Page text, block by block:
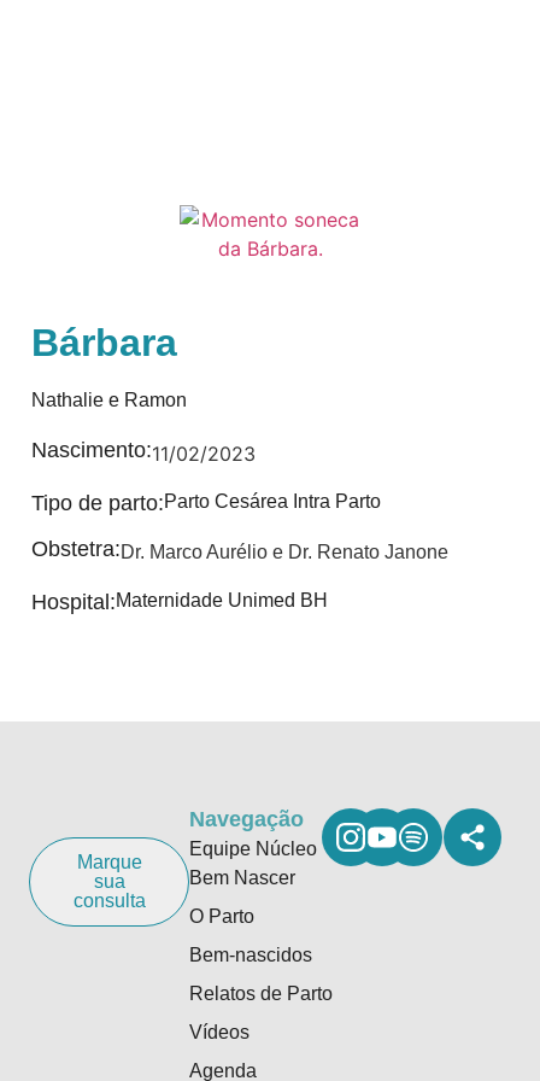
Bárbara
Nathalie e Ramon
Nascimento:11/02/2023
Tipo de parto:Parto Cesárea Intra Parto
Obstetra:Dr. Marco Aurélio e Dr. Renato Janone
Hospital:Maternidade Unimed BH
Marque
sua
consulta
Navegação
Equipe Núcleo
Bem Nascer
O Parto
Bem-nascidos
Relatos de Parto
Vídeos
Agenda